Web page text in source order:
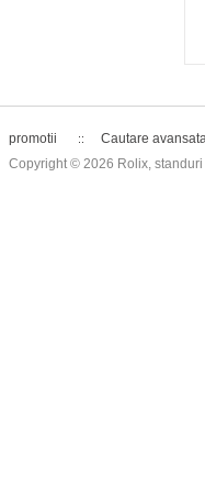
promotii Cautare
Copyright © 2026 Rolix,